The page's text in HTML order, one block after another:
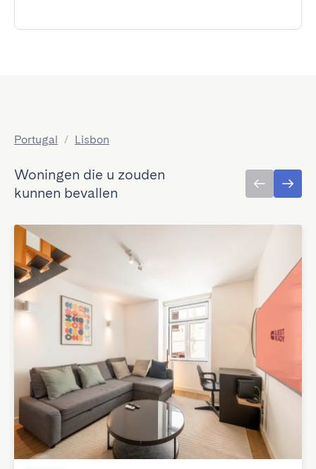
Portugal / Lisbon
Woningen die u zouden
kunnen bevallen